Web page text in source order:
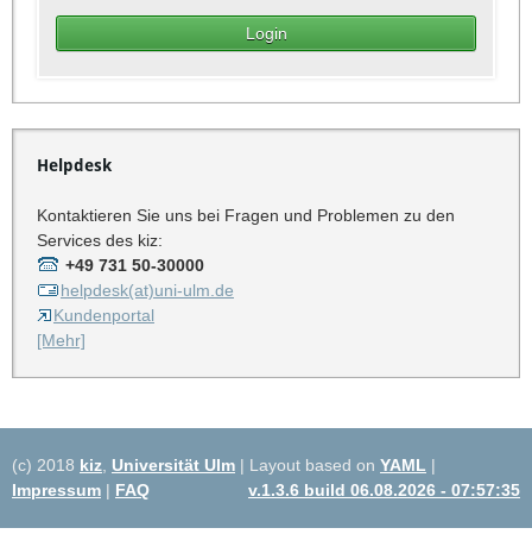
Helpdesk
Kontaktieren Sie uns bei Fragen und Problemen zu den
Services des kiz:
+49 731 50-30000
helpdesk(at)uni-ulm.de
Kundenportal
[Mehr]
(c) 2018 kiz Universität Ulm | Layout based on YAML |
Impressum | FAQ v.1.3.6 build 06.08.2026 - 07:57:35